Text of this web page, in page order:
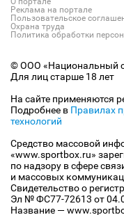
Реклама на портале
Пользовательское
Охрана труда
Политика обработки
© ООО «Национальный
Для лиц старше 18 лет
На сайте применяются
Подробнее в Правилах
технологий
Средство массовой
«www.sportbox.ru»
по надзору в сфере
и массовых
Свидетельство о
Эл № ФС77-72613 от
Название —